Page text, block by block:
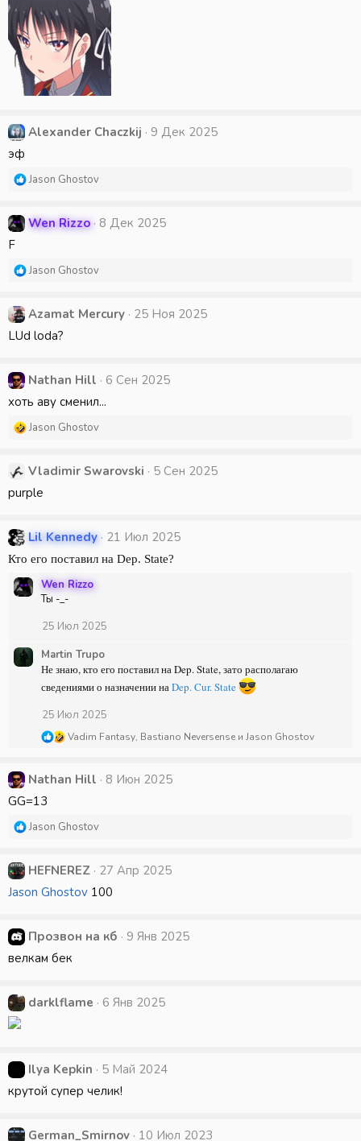
Alexander Chaczkij
9 Дек 2025
эф
Р
к
и
Jason Ghostov
Wen Rizzo 8 Дек 2025
F
Р
к
ц
и
Jason Ghostov
Azamat Mercury 25 Ноя 2025
LUd loda?
Nathan Hill
6 Сен 2025
хоть аву сменил...
Р
к
ц
и
Jason Ghostov
Vladimir Swarovski
5 Сен 2025
purple
Lil Kennedy 21 Июл 2025
Кто его поставил на Dep. State?
Wen Rizzo
Ты -_-
25 Июл 2025
Martin Trupo
Не знаю, кто его поставил на Dep. State, зато располагаю
сведениями о назначении наDep. Cur. State
25 Июл 2025
Р
к
ц
:
Vadim Fantasy, Bastiano Neversense и Jason Ghostov
Nathan Hill
8 Июн 2025
GG=13
Р
к
и
Jason Ghostov
HEFNEREZ 27 Апр 2025
Jason Ghostov 100
Прозвон на кб
9 Янв 2025
велкам бек
darklflame 6 Янв 2025
Ilya Kepkin
5 Май 2024
крутой супер челик!
German_Smirnov 10 Июл 2023